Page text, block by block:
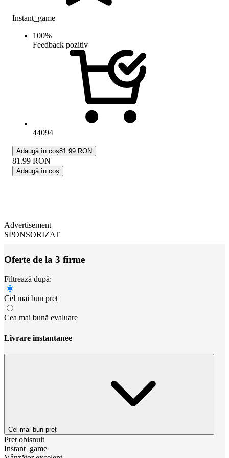
Instant_game
100%
Feedback pozitiv
44094
Adaugă în coș81.99 RON
81.99 RON
Adaugă în coș
Advertisement
SPONSORIZAT
Oferte de la 3 firme
Filtrează după:
Cel mai bun preț
Cea mai bună evaluare
Livrare instantanee
Cel mai bun preț
Preț obișnuit
Instant_game